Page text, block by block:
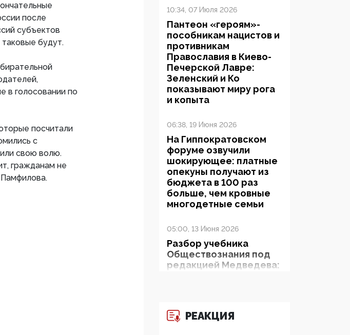
после
субъектов
будут.
в голосовании по
посчитали
с
свою волю.
гражданам не
10:34, 07 Июля 2026
Пантеон «героям»-
пособникам нацистов и
противникам
Православия в Киево-
Печерской Лавре:
Зеленский и Ко
показывают миру рога
и копыта
06:38, 19 Июня 2026
На Гиппократовском
форуме озвучили
шокирующее: платные
опекуны получают из
бюджета в 100 раз
больше, чем кровные
многодетные семьи
05:00, 13 Июня 2026
Разбор учебника
Обществознания под
редакцией Медведева:
двоемыслия
РЕАКЦИЯ